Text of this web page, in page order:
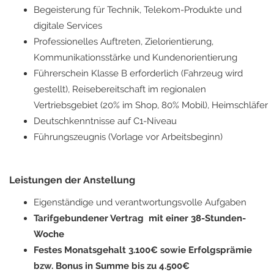
Begeisterung für Technik, Telekom-Produkte und
digitale Services
Professionelles Auftreten, Zielorientierung,
Kommunikationsstärke und Kundenorientierung
Führerschein Klasse B erforderlich (Fahrzeug wird
gestellt), Reisebereitschaft im regionalen
Vertriebsgebiet (20% im Shop, 80% Mobil), Heimschläfer
Deutschkenntnisse auf C1-Niveau
Führungszeugnis (Vorlage vor Arbeitsbeginn)
Leistungen der Anstellung
Eigenständige und verantwortungsvolle Aufgaben
Tarifgebundener Vertrag mit einer 38-Stunden-
Woche
Festes Monatsgehalt 3.100€ sowie Erfolgsprämie
bzw. Bonus in Summe bis zu 4.500€